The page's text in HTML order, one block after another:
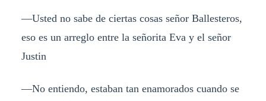
—Usted no sabe de ciertas cosas señor Ballesteros,
eso es un arreglo entre la señorita Eva y el señor
Justin
—No entiendo, estaban tan enamorados cuando se